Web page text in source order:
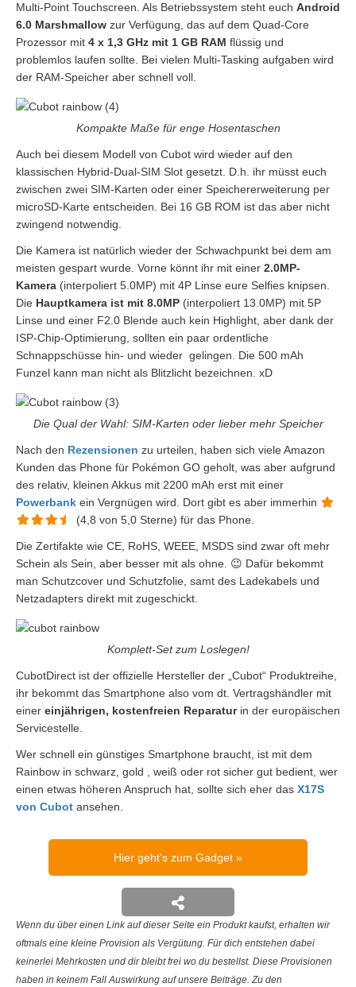
Multi-Point Touchscreen. Als Betriebssystem steht euch Android
6.0 Marshmallow zur Verfügung, das auf dem Quad-Core
Prozessor mit 4 x 1,3 GHz mit 1 GB RAM flüssig und
problemlos laufen sollte. Bei vielen Multi-Tasking aufgaben wird
der RAM-Speicher aber schnell voll.
Kompakte Maße für enge Hosentaschen
Auch bei diesem Modell von Cubot wird wieder auf den
klassischen Hybrid-Dual-SIM Slot gesetzt. D.h. ihr müsst euch
zwischen zwei SIM-Karten oder einer Speichererweiterung per
microSD-Karte entscheiden. Bei 16 GB ROM ist das aber nicht
zwingend notwendig.
Die Kamera ist natürlich wieder der Schwachpunkt bei dem am
meisten gespart wurde. Vorne könnt ihr mit einer 2.0MP-
Kamera (interpoliert 5.0MP) mit 4P Linse eure Selfies knipsen.
Die Hauptkamera ist mit 8.0MP (interpoliert 13.0MP) mit 5P
Linse und einer F2.0 Blende auch kein Highlight, aber dank der
ISP-Chip-Optimierung, sollten ein paar ordentliche
Schnappschüsse hin- und wieder gelingen. Die 500 mAh
Funzel kann man nicht als Blitzlicht bezeichnen. xD
Die Qual der Wahl: SIM-Karten oder lieber mehr Speicher
Nach den Rezensionen zu urteilen, haben sich viele Amazon
Kunden das Phone für Pokémon GO geholt, was aber aufgrund
des relativ, kleinen Akkus mit 2200 mAh erst mit einer
Powerbank ein Vergnügen wird. Dort gibt es aber immerhin
(4,8 von 5,0 Sterne) für das Phone.
Die Zertifakte wie CE, RoHS, WEEE, MSDS sind zwar oft mehr
Schein als Sein, aber besser mit als ohne. 😉 Dafür bekommt
man Schutzcover und Schutzfolie, samt des Ladekabels und
Netzadapters direkt mit zugeschickt.
Komplett-Set zum Loslegen!
CubotDirect ist der offizielle Hersteller der „Cubot“ Produktreihe,
ihr bekommt das Smartphone also vom dt. Vertragshändler mit
einer einjährigen, kostenfreien Reparaturin der europäischen
Servicestelle.
Wer schnell ein günstiges Smartphone braucht, ist mit dem
Rainbow in schwarz, gold , weiß oder rot sicher gut bedient, wer
einen etwas höheren Anspruch hat, sollte sich eher das X17S
von Cubot ansehen.
Hier geht's zum Gadget
Wenn du über einen Link auf dieser Seite ein Produkt kaufst, erhalten wir
oftmals eine kleine Provision als Vergütung. Für dich entstehen dabei
keinerlei Mehrkosten und dir bleibt frei wo du bestellst. Diese Provisionen
haben in keinem Fall Auswirkung auf unsere Beiträge. Zu den